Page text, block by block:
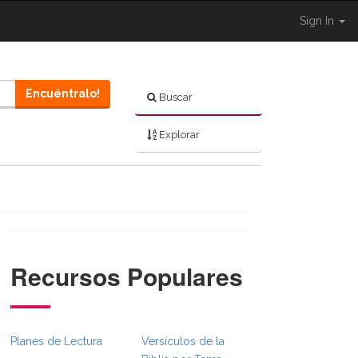
Sign In
Buscar
Explorar
Encuéntralo!
}} }}
Recursos Populares
Planes de Lectura
Versículos de la